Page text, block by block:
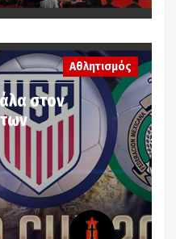
Αθλητισμός
στον